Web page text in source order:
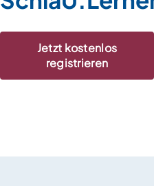
Jetzt kostenlos
registrieren